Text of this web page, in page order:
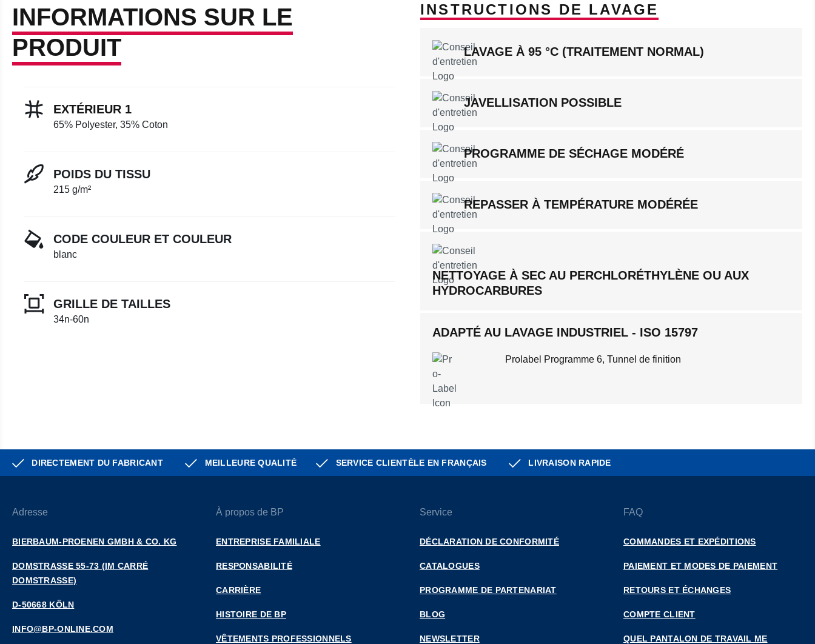
INFORMATIONS SUR LE
PRODUIT
EXTÉRIEUR 1
65% Polyester, 35% Coton
POIDS DU TISSU
215 g/m²
CODE COULEUR ET COULEUR
blanc
GRILLE DE TAILLES
34n-60n
INSTRUCTIONS DE LAVAGE
LAVAGE À 95 °C (TRAITEMENT NORMAL)
JAVELLISATION POSSIBLE
PROGRAMME DE SÉCHAGE MODÉRÉ
REPASSER À TEMPÉRATURE MODÉRÉE
NETTOYAGE À SEC AU PERCHLORÉTHYLÈNE OU AUX
HYDROCARBURES
ADAPTÉ AU LAVAGE INDUSTRIEL - ISO 15797
Prolabel Programme 6, Tunnel de finition
DIRECTEMENT DU FABRICANT MEILLEURE QUALITÉ SERVICE CLIENTÈLE EN FRANÇAIS LIVRAISON RAPIDE
Adresse
BIERBAUM-PROENEN GMBH & CO. KG
DOMSTRASSE 55-73 (IM CARRÉ D
OMSTRASSE)
D-50668 KÖLN
INFO@BP-ONLINE.COM
À propos de BP
ENTREPRISE FAMILIALE
RESPONSABILITÉ
CARRIÈRE
HISTOIRE DE BP
VÊTEMENTS PROFESSIONNELS
Service
DÉCLARATION DE CONFORMITÉ
CATALOGUES
PROGRAMME DE PARTENARIAT
BLOG
NEWSLETTER
FAQ
COMMANDES ET EXPÉDITIONS
PAIEMENT ET MODES DE PAIEMENT
RETOURS ET ÉCHANGES
COMPTE CLIENT
QUEL PANTALON DE TRAVAIL ME